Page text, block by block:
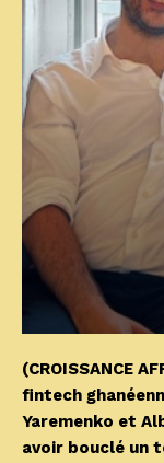
(CROISSANCE
fintech
Yaremenko et
avoir bouclé un